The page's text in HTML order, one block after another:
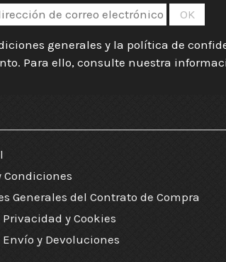
generales y la política de
Para ello, consulte nuestra
Condiciones
Generales del Contrato de Compra
y Cookies
y Devoluciones